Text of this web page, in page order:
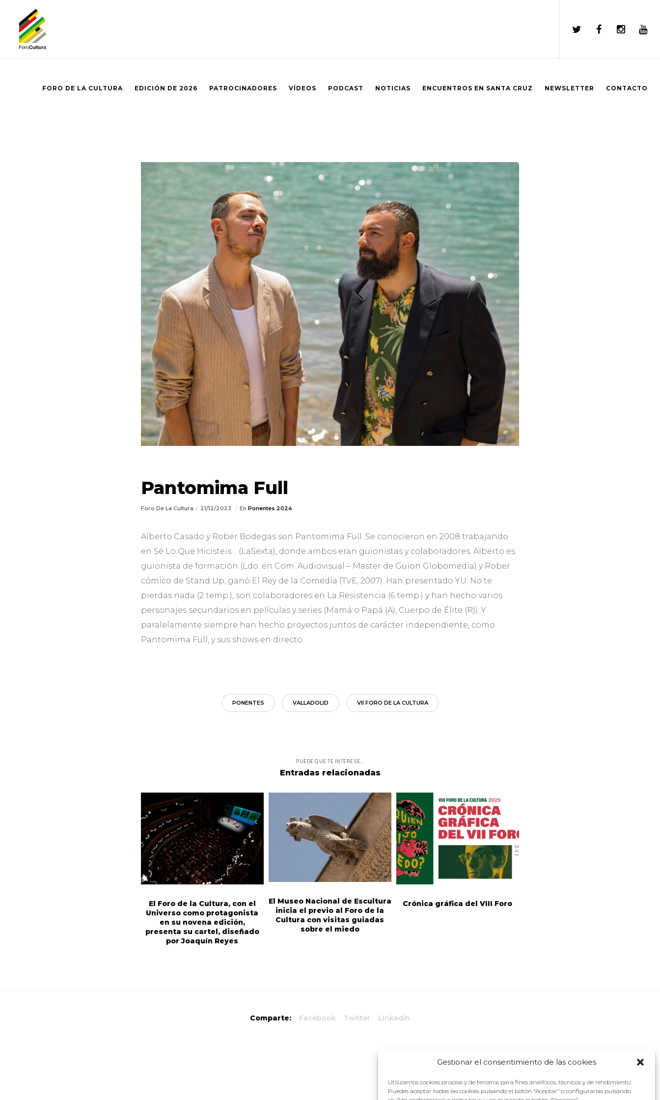
Gestionar el consentimiento de las cookies
Utilizamos cookies propias y de terceros para fines analíticos, técnicos y de rendimiento.
Puedes aceptar todas las cookies pulsando el botón “Aceptar” o configurarlas pulsando
FORO DE LA CULTURA EDICIÓN DE 2026 PATROCINADORES VÍDEOS PODCAST NOTICIAS ENCUENTROS EN SANTA CRUZ NEWSLETTER CONTACTO
Pantomima Full
Foro De La Cultura 21/12/2023 En Ponentes 2024
Alberto Casado y Rober Bodegas son Pantomima Full. Se conocieron en 2008 trabajando
en Sé Lo Que Hicisteis… (LaSexta), donde ambos eran guionistas y colaboradores. Alberto es
guionista de formación (Ldo. en Com. Audiovisual – Master de Guion Globomedia) y Rober
cómico de Stand Up, ganó El Rey de la Comedia (TVE, 2007). Han presentado YU: No te
pierdas nada (2 temp.), son colaboradores en La Resistencia (6 temp.) y han hecho varios
personajes secundarios en películas y series (Mamá o Papá (A), Cuerpo de Élite (R)). Y
paralelamente siempre han hecho proyectos juntos de carácter independiente, como
Pantomima Full, y sus shows en directo.
PONENTES VALLADOLID VII FORO DE LA CULTURA
PUEDE QUE TE INTERESE...
Entradas relacionadas
El Foro de la Cultura, con el
Universo como protagonista
en su novena edición,
presenta su cartel, diseñado
por Joaquín Reyes
El Museo Nacional de Escultura
inicia el previo al Foro de la
Cultura con visitas guiadas
sobre el miedo
Crónica gráfica del VIII Foro
Comparte: Facebook Twitter Linkedin